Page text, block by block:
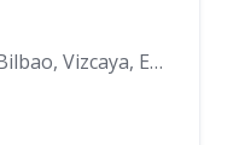
Calle Luzarra 7, 48014 Bilbao, Vizcaya, España